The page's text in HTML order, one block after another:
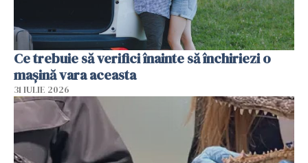
Ce trebuie să verifici înainte să închiriezi o
mașină vara aceasta
31 IULIE 2026